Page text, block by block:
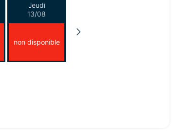
Jeudi
13/08
non disponible